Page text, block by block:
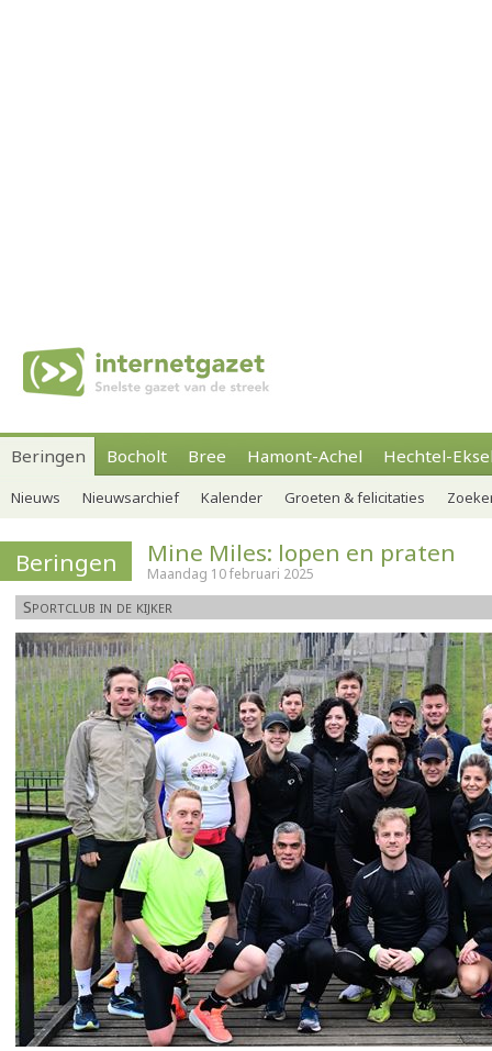
Beringen Bocholt Bree Hamont-Achel Hechtel-
Nieuws Nieuwsarchief Kalender Groeten & felicitaties
Beringen Mine Miles: lopen en praten
Maandag 10 februari 2025
Sportclub in de kijker